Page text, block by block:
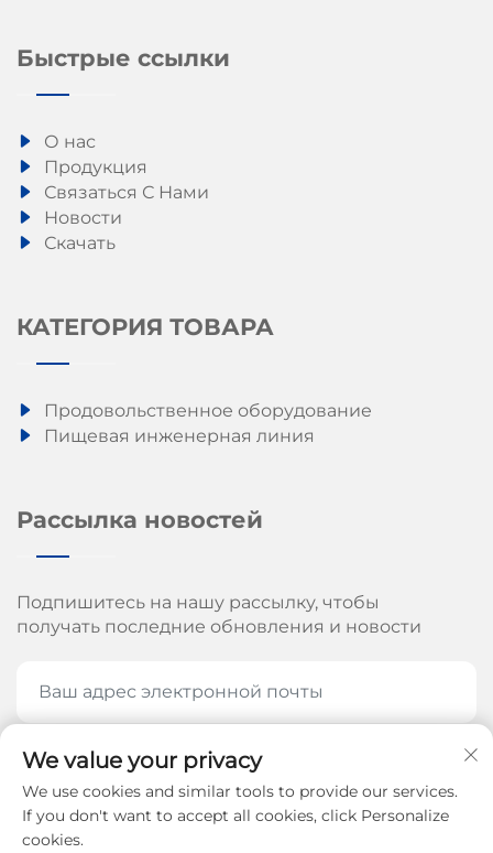
Быстрые ссылки
О нас
Продукция
Связаться С Нами
Новости
Скачать
КАТЕГОРИЯ ТОВАРА
Продовольственное оборудование
Пищевая инженерная линия
Рассылка новостей
Подпишитесь на нашу рассылку, чтобы
получать последние обновления и новости
ПОДПИШИТЕСЬ СЕЙЧАС
We value your privacy
We use cookies and similar tools to provide our services.
If you don't want to accept all cookies, click Personalize
cookies.